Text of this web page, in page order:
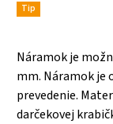
Tip
Náramok je
mm. Náramok je
prevedenie.
darčekovej